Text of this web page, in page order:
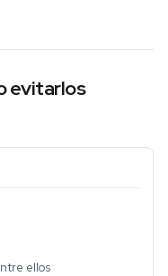
evitarlos
ellos